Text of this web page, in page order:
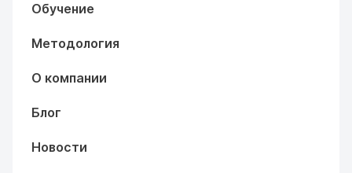
Обучение
Методология
О компании
Блог
Новости